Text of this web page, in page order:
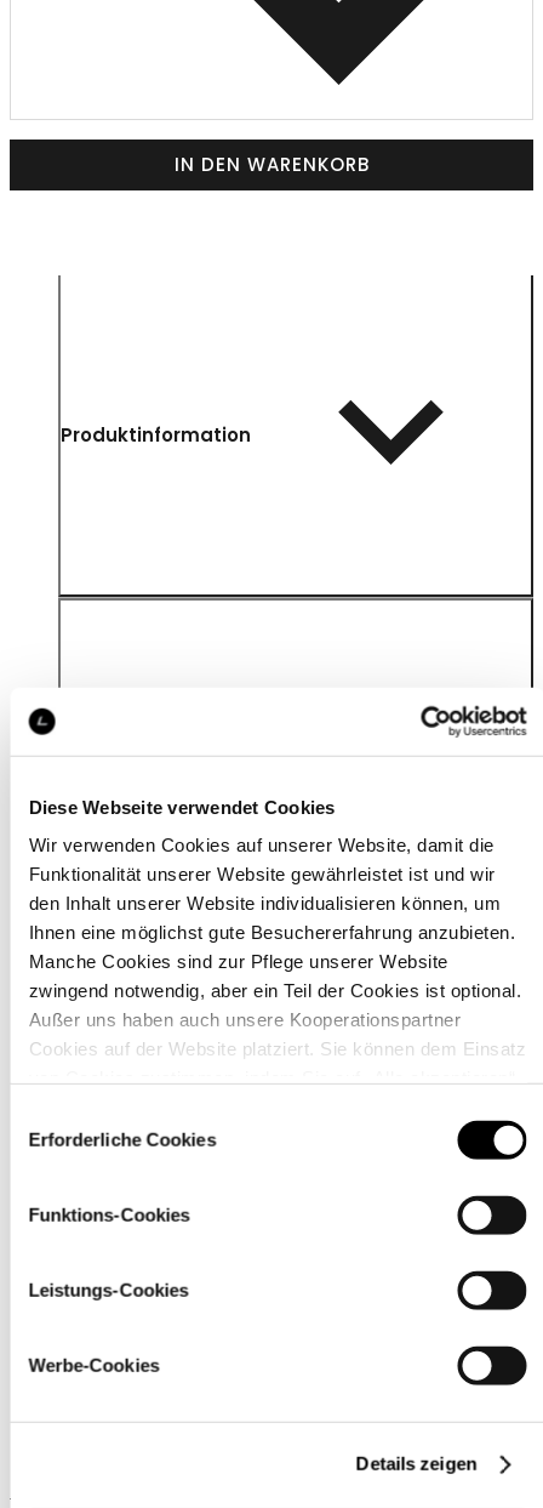
Diese Webseite verwendet Cookies
Wir verwenden Cookies auf unserer Website, damit die
Funktionalität unserer Website gewährleistet ist und wir
den Inhalt unserer Website individualisieren können, um
Ihnen eine möglichst gute Besuchererfahrung anzubieten.
Manche Cookies sind zur Pflege unserer Website
zwingend notwendig, aber ein Teil der Cookies ist optional.
Außer uns haben auch unsere Kooperationspartner
Cookies auf der Website platziert. Sie können dem Einsatz
über den Link „Cookie-Einstellungen
Erforderliche Cookies
Funktions-Cookies
Leistungs-Cookies
Werbe-Cookies
Details zeigen
IN DEN WARENKORB
Produktinformation
Details
Material
Ähnliche Produkte